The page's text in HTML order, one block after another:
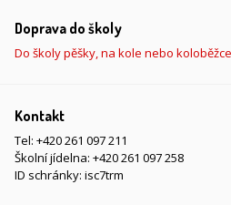
Doprava do školy
Do školy pěšky, na kole nebo
Kontakt
Tel: +420 261 097 211
Školní jídelna: +420 261 097 258
ID schránky: isc7trm